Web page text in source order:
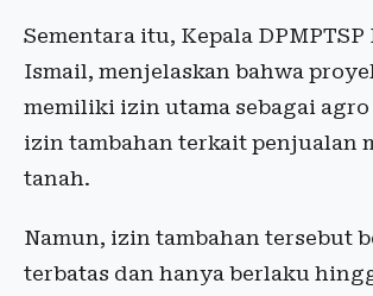
Sementara itu, Kepala DPMPTSP
Ismail, menjelaskan bahwa
memiliki izin utama sebagai
izin tambahan terkait penjualan
tanah.
Namun, izin tambahan tersebut
terbatas dan hanya berlaku